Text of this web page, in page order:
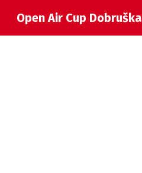
Open Air Cup Dobruška